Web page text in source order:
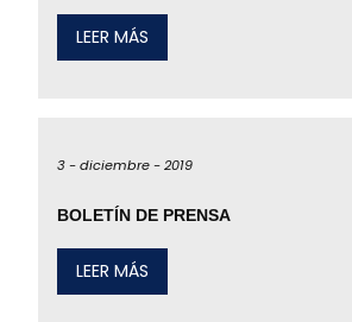
LEER MÁS
3 -diciembre -2019
BOLETÍN DE PRENSA
LEER MÁS